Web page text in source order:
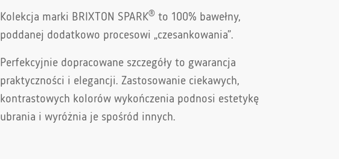
Kolekcja marki BRIXTON SPARK®to 100% bawełny,
poddanej dodatkowo procesowi „czesankowania”.
Perfekcyjnie dopracowane szczegóły to gwarancja
praktyczności i elegancji. Zastosowanie ciekawych,
kontrastowych kolorów wykończenia podnosi estetykę
ubrania i wyróżnia je spośród innych.